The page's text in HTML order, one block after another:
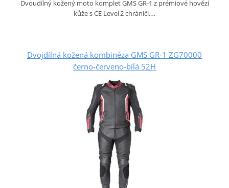
Dvoudílný kožený moto komplet GMS GR‑1 z prémiové hovězí
kůže s CE Level 2 chrániči,…
Dvojdílná kožená kombinéza GMS GR-1 ZG70000
černo-červeno-bílá 52H